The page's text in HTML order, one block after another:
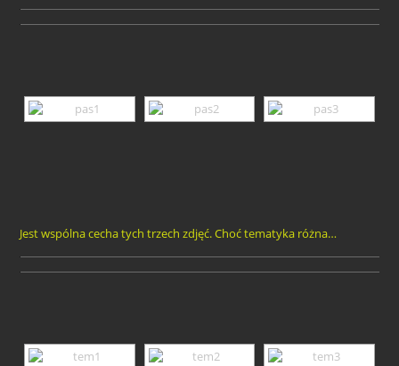
Jest wspólna cecha tych trzech zdjęć. Choć tematyka różna…